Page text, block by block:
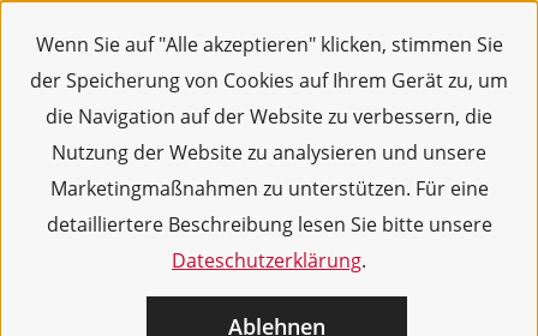
Wenn Sie auf "Alle akzeptieren" klicken, stimmen Sie
der Speicherung von Cookies auf Ihrem Gerät zu, um
die Navigation auf der Website zu verbessern, die
Nutzung der Website zu analysieren und unsere
Marketingmaßnahmen zu unterstützen. Für eine
detailliertere Beschreibung lesen Sie bitte unsere
Dateschutzerklärung.
Ablehnen